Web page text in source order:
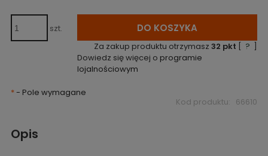
szt. DO KOSZYKA
Za zakup produktu otrzymasz32 pkt [ ? ]
Dowiedz się więcej o programie
lojalnościowym
*- Pole wymagane
Kod produktu: 66610
Opis